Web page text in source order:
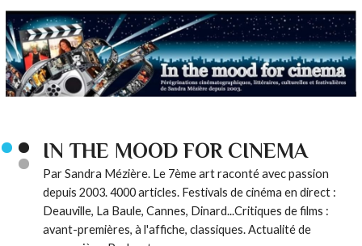
IN THE MOOD FOR CINEMA
Par Sandra Mézière. Le 7ème art raconté avec passion
depuis 2003. 4000 articles. Festivals de cinéma en direct :
Deauville, La Baule, Cannes, Dinard...Critiques de films :
avant-premières, à l'affiche, classiques. Actualité de